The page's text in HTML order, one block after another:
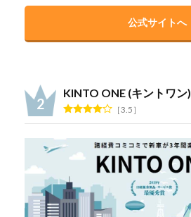
公式サイトへ
KINTO ONE (キントワン)
3.5